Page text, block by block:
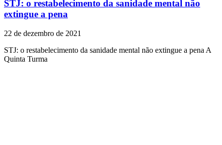
STJ: o restabelecimento da sanidade mental não
extingue a pena
22 de dezembro de 2021
STJ: o restabelecimento da sanidade mental não extingue a pena A
Quinta Turma